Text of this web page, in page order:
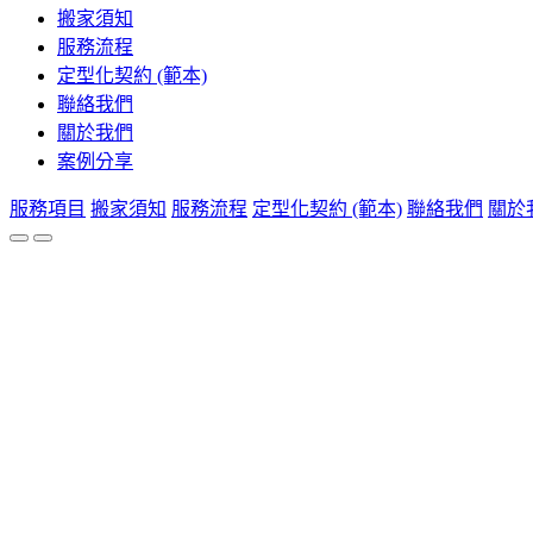
搬家須知
服務流程
定型化契約 (範本)
聯絡我們
關於我們
案例分享
服務項目 搬家須知 服務流程 定型化契約 (範本) 聯絡我們 關於